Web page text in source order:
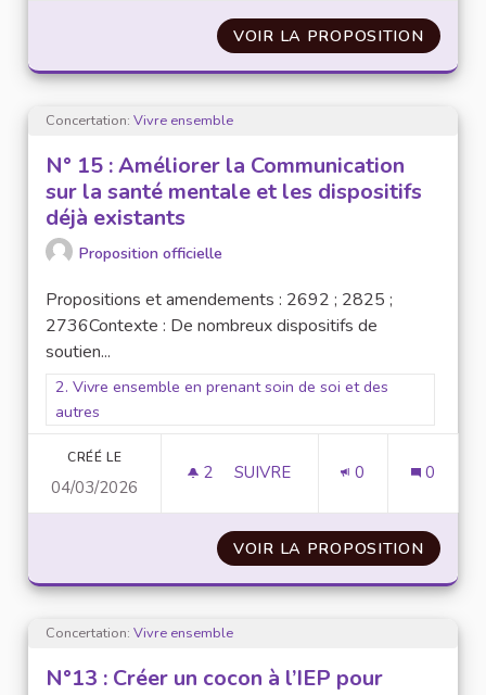
VOIR LA PROPOSITION N°16
Concertation: Vivre ensemble
N° 15 : Améliorer la Communication
sur la santé mentale et les dispositifs
déjà existants
Proposition officielle
Propositions et amendements : 2692 ; 2825 ;
2736Contexte : De nombreux dispositifs de
soutien...
Filtrer les résultats pour le secteur : 2. Vivre ensemble en
2. Vivre ensemble en prenant soin de soi et des
autres
CRÉÉ LE
04/03/2026
2 2 ABONNÉS
SUIVRE 0 0
VOIR LA PROPOSITION N° 15
Concertation: Vivre ensemble
N°13 : Créer un cocon à l’IEP pour